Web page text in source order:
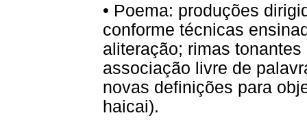
• Poema: produções
conforme técnicas
aliteração; rimas
associação livre de
novas definições para
haicai).